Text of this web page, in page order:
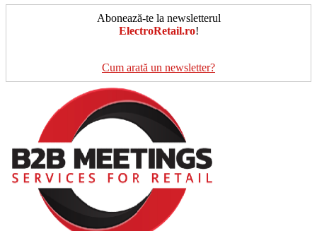
Abonează-te la newsletterul
ElectroRetail.ro!
Cum arată un newsletter?